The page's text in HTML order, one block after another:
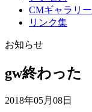
CMギャラリー
リンク集
お知らせ
gw終わった
2018年05月08日